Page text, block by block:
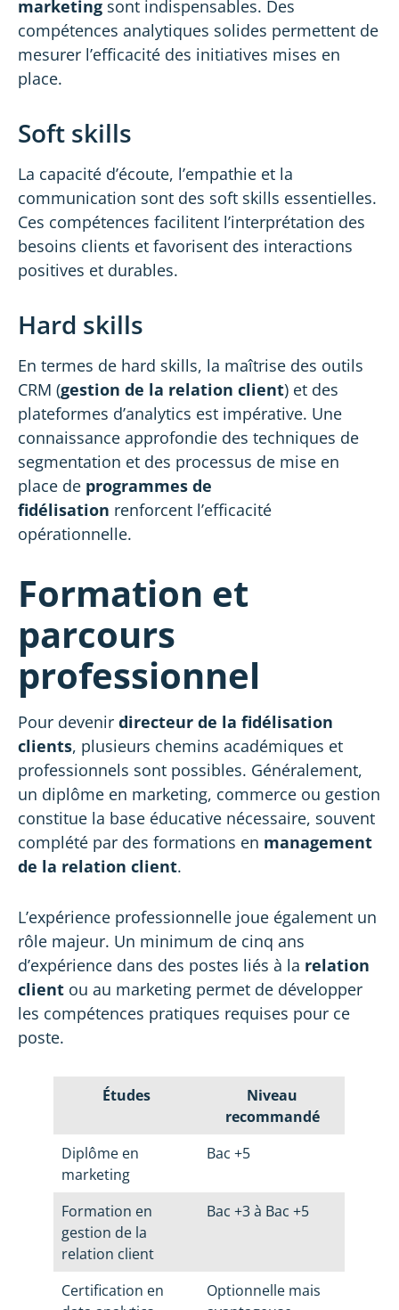
marketing sont indispensables. Des
compétences analytiques solides permettent de
mesurer l’efficacité des initiatives mises en
place.
Soft skills
La capacité d’écoute, l’empathie et la
communication sont des soft skills essentielles.
Ces compétences facilitent l’interprétation des
besoins clients et favorisent des interactions
positives et durables.
Hard skills
En termes de hard skills, la maîtrise des outils
CRM (gestion de la relation client) et des
plateformes d’analytics est impérative. Une
connaissance approfondie des techniques de
segmentation et des processus de mise en
place de programmes de
fidélisation renforcent l’efficacité
opérationnelle.
Formation et
parcours
professionnel
Pour devenir directeur de la fidélisation
clients, plusieurs chemins académiques et
professionnels sont possibles. Généralement,
un diplôme en marketing, commerce ou gestion
constitue la base éducative nécessaire, souvent
complété par des formations en management
de la relation client.
L’expérience professionnelle joue également un
rôle majeur. Un minimum de cinq ans
d’expérience dans des postes liés à la relation
client ou au marketing permet de développer
les compétences pratiques requises pour ce
poste.
Études
Niveau
recommandé
Diplôme en
marketing
Bac +5
Formation en
gestion de la
relation client
Bac +3 à Bac +5
Certification en
Optionnelle mais